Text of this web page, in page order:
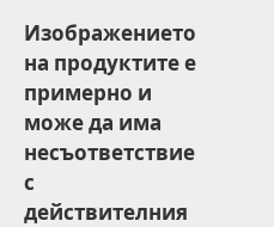
Изображението
на продуктите е
примерно и
може да има
несъответствие
с
действителния